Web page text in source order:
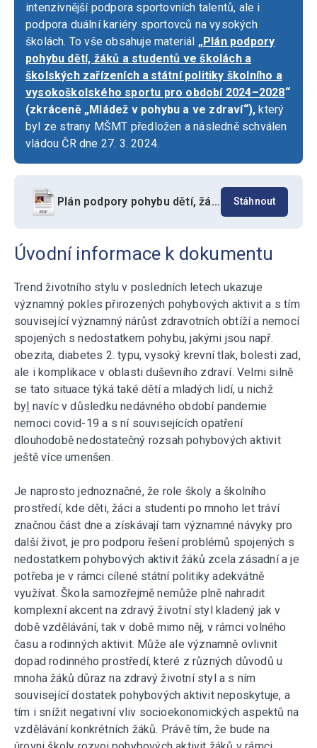
intenzivnější podpora sportovních talentů, ale i
podpora duální kariéry sportovců na vysokých
školách. To vše obsahuje materiál „Plán podpory
pohybu dětí, žáků a studentů ve školách a
školských zařízeních a státní politiky školního a
vysokoškolského sportu pro období 2024–2028“
(zkráceně „Mládež v pohybu a ve zdraví“),který
byl ze strany MŠMT předložen a následně schválen
vládou ČR dne 27. 3. 2024.
Plán podpory pohybu dětí, žáků a studentů 2024-2028 Stáhnout
Úvodní informace k dokumentu
Trend životního stylu v posledních letech ukazuje
významný pokles přirozených pohybových aktivit a s tím
související významný nárůst zdravotních obtíží a nemocí
spojených s nedostatkem pohybu, jakými jsou např.
obezita, diabetes 2. typu, vysoký krevní tlak, bolesti zad,
ale i komplikace v oblasti duševního zdraví. Velmi silně
se tato situace týká také dětí a mladých lidí, u nichž
byl navíc v důsledku nedávného období pandemie
nemoci covid-19 a s ní souvisejících opatření
dlouhodobě nedostatečný rozsah pohybových aktivit
ještě více umenšen.
Je naprosto jednoznačné, že role školy a školního
prostředí, kde děti, žáci a studenti po mnoho let tráví
značnou část dne a získávají tam významné návyky pro
další život, je pro podporu řešení problémů spojených s
nedostatkem pohybových aktivit žáků zcela zásadní a je
potřeba je v rámci cílené státní politiky adekvátně
využívat. Škola samozřejmě nemůže plně nahradit
komplexní akcent na zdravý životní styl kladený jak v
době vzdělávání, tak v době mimo něj, v rámci volného
času a rodinných aktivit. Může ale významně ovlivnit
dopad rodinného prostředí, které z různých důvodů u
mnoha žáků důraz na zdravý životní styl a s ním
související dostatek pohybových aktivit neposkytuje, a
tím i snížit negativní vliv socioekonomických aspektů na
vzdělávání konkrétních žáků. Právě tím, že bude na